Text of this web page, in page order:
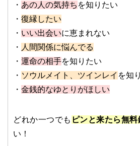
・ あの人の気持ち を知りたい
・ 復縁したい
・ いい出会いに恵まれない
・ 人間関係に悩んでる
・ 運命の相手を知りたい
・ ソウルメイト、ツインレイ を知
・ 金銭的なゆとりがほしい
どれか一つでも ピンと来たら無料
い！